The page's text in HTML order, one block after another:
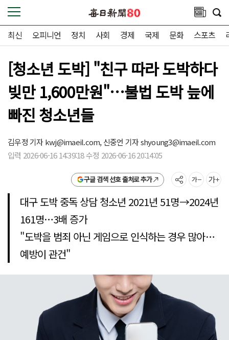
최신 오피니언 정치 사회 경제 국제 문화 스포츠
[청소년 도박] "친구 따라 도박하다
빚만 1,600만원"…불법 도박 늪에
빠진 청소년들
김우정 기자kwj@imaeil.com,신중언 기자shyoung3@imaeil.com
입력 2026-06-16 14:39:18 수정 2026-06-16 20:14:05
구글 검색 선호 출처로 추가
대구 도박 중독 상담 청소년 2021년 51명→2024년
161명…3배 증가
"도박을 범죄 아닌 게임으로 인식하는 경우 많아…
예방이 관건"